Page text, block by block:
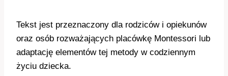
Tekst jest przeznaczony dla rodziców i opiekunów
oraz osób rozważających placówkę Montessori lub
adaptację elementów tej metody w codziennym
życiu dziecka.